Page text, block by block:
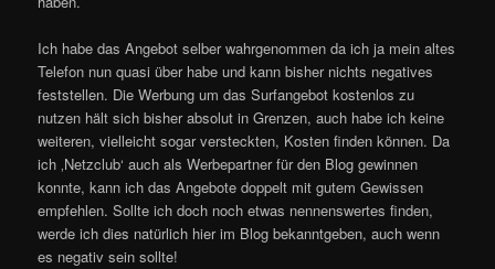
Ich habe das Angebot selber wahrgenommen da ich ja mein altes
Telefon nun quasi über habe und kann bisher nichts negatives
feststellen. Die Werbung um das Surfangebot kostenlos zu
nutzen hält sich bisher absolut in Grenzen, auch habe ich keine
weiteren, vielleicht sogar versteckten, Kosten finden können. Da
ich ‚Netzclub‘ auch als Werbepartner für den Blog gewinnen
konnte, kann ich das Angebote doppelt mit gutem Gewissen
empfehlen. Sollte ich doch noch etwas nennenswertes finden,
werde ich dies natürlich hier im Blog bekanntgeben, auch wenn
es negativ sein sollte!